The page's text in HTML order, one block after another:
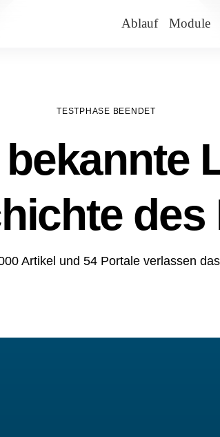
Ablauf Module
TESTPHASE BEENDET
des
Artikel und 54 Portale verlassen